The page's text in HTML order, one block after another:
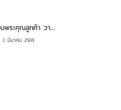
พระคุณลูกค้า วา...
2 มีนาคม 2569